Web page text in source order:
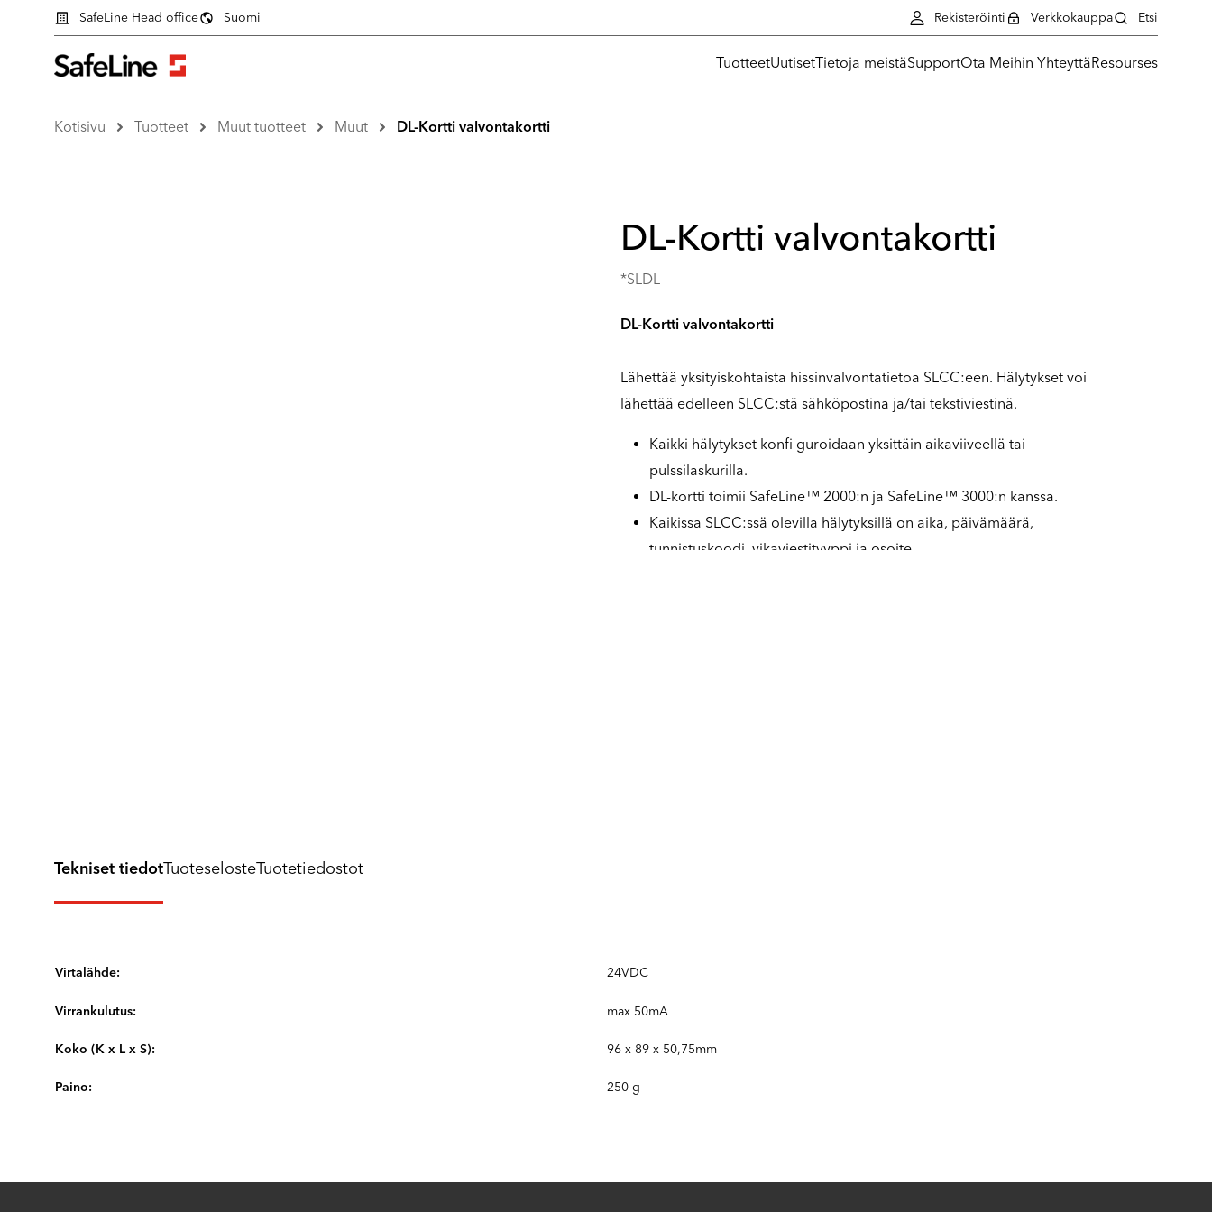
TuotteetUutisetTietoja meistäSupportOta Meihin YhteyttäResourses
SafeLine Head office Suomi Rekisteröinti Verkkokauppa Etsi
Kotisivu Tuotteet Muut tuotteet Muut DL-Kortti valvontakortti
DL-Kortti valvontakortti
*SLDL
DL-Kortti valvontakortti
Lähettää yksityiskohtaista hissinvalvontatietoa SLCC:een. Hälytykset voi
lähettää edelleen SLCC:stä sähköpostina ja/tai tekstiviestinä.
Kaikki hälytykset konfi guroidaan yksittäin aikaviiveellä tai
pulssilaskurilla.
DL-kortti toimii SafeLine™ 2000:n ja SafeLine™ 3000:n kanssa.
Kaikissa SLCC:ssä olevilla hälytyksillä on aika, päivämäärä,
tunnistuskoodi, vikaviestityyppi ja osoite.
Tekniset tiedot
Virtalähde: 24VDC
Virrankulutus: max 50mA
Koko (K x L x S): 96 x 89 x 50,75mm
Paino: 250 g
TuoteselosteTuotetiedostot